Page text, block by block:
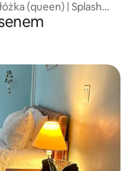
(queen) | Splash